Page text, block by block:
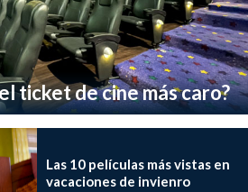
ticket de cine más caro?
Las 10 películas más vistas en
vacaciones de invienro